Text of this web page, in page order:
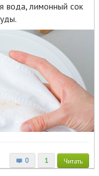
вода, лимонный сок
0 1 Читать